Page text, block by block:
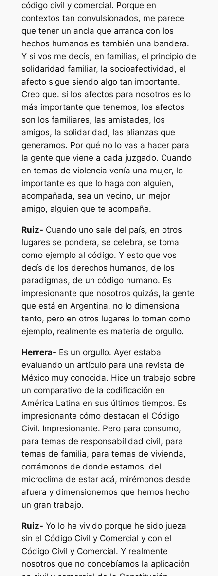
código civil y comercial. Porque en
contextos tan convulsionados, me parece
que tener un ancla que arranca con los
hechos humanos es también una bandera.
Y si vos me decís, en familias, el principio de
solidaridad familiar, la socioafectividad, el
afecto sigue siendo algo tan importante.
Creo que. si los afectos para nosotros es lo
más importante que tenemos, los afectos
son los familiares, las amistades, los
amigos, la solidaridad, las alianzas que
generamos. Por qué no lo vas a hacer para
la gente que viene a cada juzgado. Cuando
en temas de violencia venía una mujer, lo
importante es que lo haga con alguien,
acompañada, sea un vecino, un mejor
amigo, alguien que te acompañe.
Ruiz- Cuando uno sale del país, en otros
lugares se pondera, se celebra, se toma
como ejemplo al código. Y esto que vos
decís de los derechos humanos, de los
paradigmas, de un código humano. Es
impresionante que nosotros quizás, la gente
que está en Argentina, no lo dimensiona
tanto, pero en otros lugares lo toman como
ejemplo, realmente es materia de orgullo.
Herrera- Es un orgullo. Ayer estaba
evaluando un artículo para una revista de
México muy conocida. Hice un trabajo sobre
un comparativo de la codificación en
América Latina en sus últimos tiempos. Es
impresionante cómo destacan el Código
Civil. Impresionante. Pero para consumo,
para temas de responsabilidad civil, para
temas de familia, para temas de vivienda,
corrámonos de donde estamos, del
microclima de estar acá, mirémonos desde
afuera y dimensionemos que hemos hecho
un gran trabajo.
Ruiz- Yo lo he vivido porque he sido jueza
sin el Código Civil y Comercial y con el
Código Civil y Comercial. Y realmente
nosotros que no concebíamos la aplicación